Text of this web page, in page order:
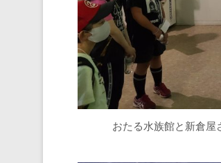
おたる水族館と新倉屋